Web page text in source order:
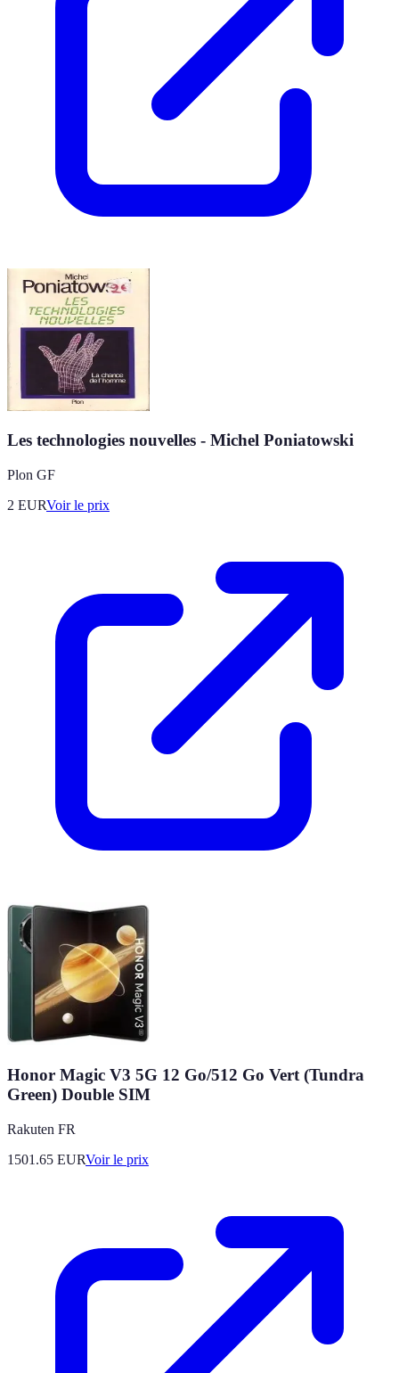
Les technologies nouvelles - Michel Poniatowski
Plon GF
2 EURVoir le prix
Honor Magic V3 5G 12 Go/512 Go Vert (Tundra
Green) Double SIM
Rakuten FR
1501.65 EURVoir le prix